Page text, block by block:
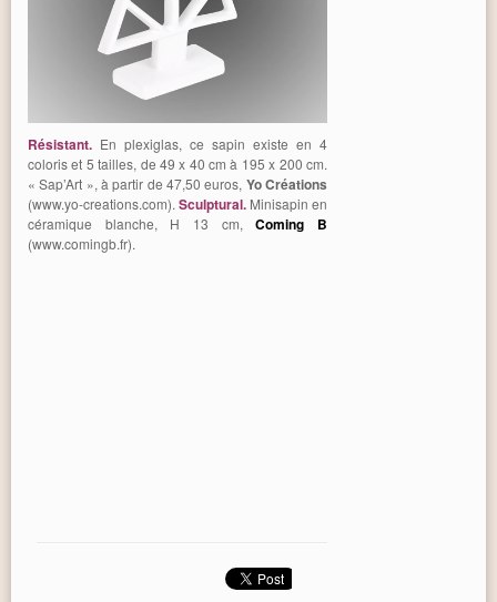
Résistant. En plexiglas, ce sapin existe en 4
coloris et 5 tailles, de 49 x 40 cm à 195 x 200 cm.
« Sap’Art », à partir de 47,50 euros, Yo Créations
(www.yo-creations.com). Sculptural. Minisapin en
céramique blanche, H 13 cm,Coming B
(www.comingb.fr).